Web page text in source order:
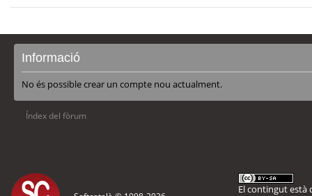
Informació
No és possible crear un compte nou actualment.
Índex del fòrum
El contingut està